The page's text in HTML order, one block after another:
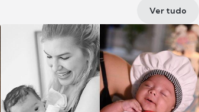
Ver tudo